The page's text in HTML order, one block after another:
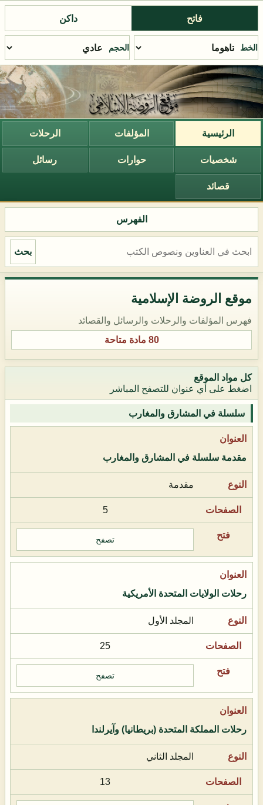
فاتح داكن
الخط الحجم
الرئيسية المؤلفات الرحلات
شخصيات حوارات رسائل
قصائد
الفهرس
بحث
موقع الروضة الإسلامية
فهرس المؤلفات والرحلات والرسائل والقصائد
80 مادة متاحة
كل مواد الموقع
اضغط على أي عنوان للتصفح المباشر
سلسلة في المشارق والمغارب
مقدمة سلسلة في المشارق والمغارب
مقدمة
5
تصفح
رحلات الولايات المتحدة الأمريكية
المجلد الأول
25
تصفح
رحلات المملكة المتحدة (بريطانيا) وآيرلندا
المجلد الثاني
13